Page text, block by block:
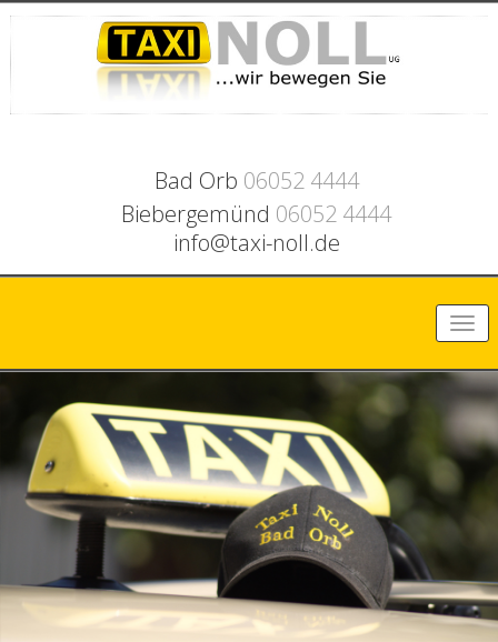
Bad Orb 06052 4444
Biebergemünd 06052 4444
info@taxi-noll.de